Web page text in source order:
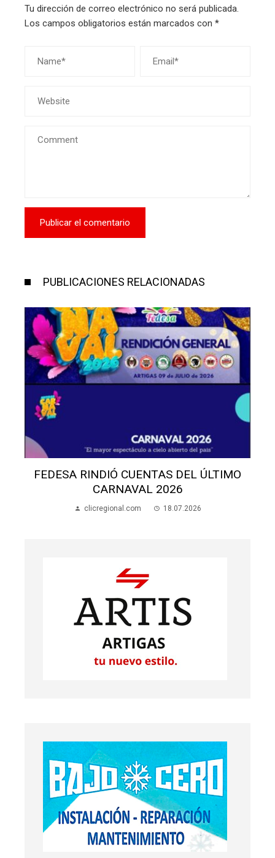
Tu dirección de correo electrónico no será publicada.
Los campos obligatorios están marcados con *
PUBLICACIONES RELACIONADAS
FEDESA RINDIÓ CUENTAS DEL ÚLTIMO
CARNAVAL 2026
clicregional.com 18.07.2026